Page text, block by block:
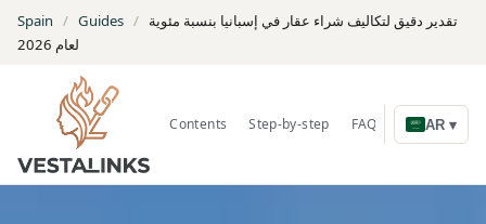
Spain / Guides / تقدير دقيق لتكاليف شراء عقار في إسبانيا بنسبة مئوية
لعام 2026
Contents Step-by-step FAQ Search
AR ▾